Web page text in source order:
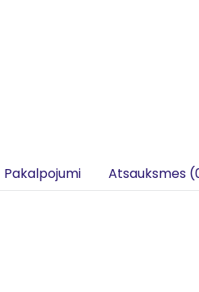
Pakalpojumi Atsauksmes